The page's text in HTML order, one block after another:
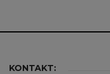
KONTAKT: